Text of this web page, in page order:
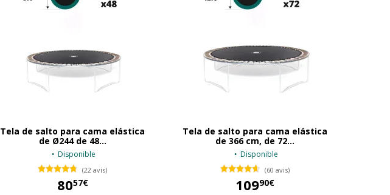
Tela de salto para cama elástica
de Ø244 de 48...
Disponible
(22 avis)
8057€
Tela de salto para cama elástica
de 366 cm, de 72...
Disponible
(60 avis)
10990€